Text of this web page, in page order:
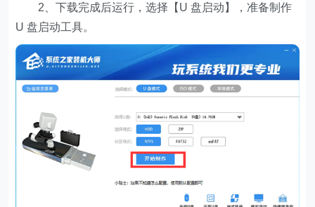
2、下载完成后运行，选择【U 盘启动】，准备制作
U 盘启动工具。